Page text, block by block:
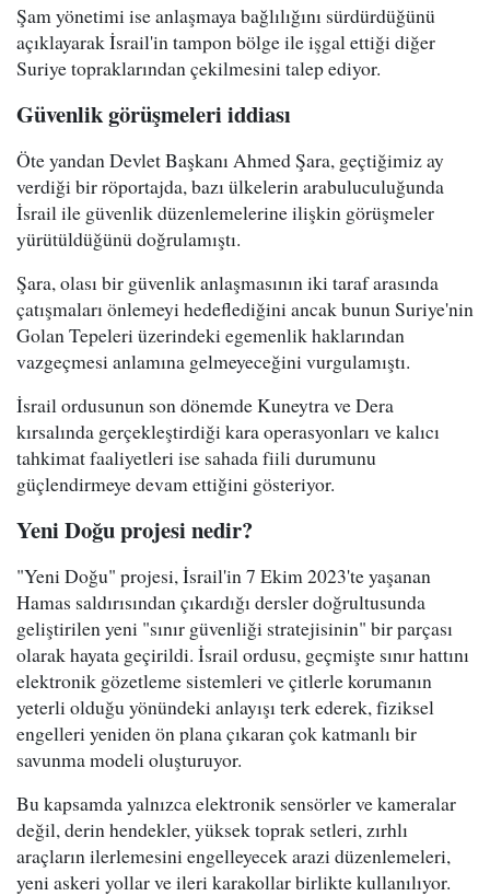
Şam yönetimi ise anlaşmaya bağlılığını sürdürdüğünü
açıklayarak İsrail'in tampon bölge ile işgal ettiği diğer
Suriye topraklarından çekilmesini talep ediyor.
Güvenlik görüşmeleri iddiası
Öte yandan Devlet Başkanı Ahmed Şara, geçtiğimiz ay
verdiği bir röportajda, bazı ülkelerin arabuluculuğunda
İsrail ile güvenlik düzenlemelerine ilişkin görüşmeler
yürütüldüğünü doğrulamıştı.
Şara, olası bir güvenlik anlaşmasının iki taraf arasında
çatışmaları önlemeyi hedeflediğini ancak bunun Suriye'nin
Golan Tepeleri üzerindeki egemenlik haklarından
vazgeçmesi anlamına gelmeyeceğini vurgulamıştı.
İsrail ordusunun son dönemde Kuneytra ve Dera
kırsalında gerçekleştirdiği kara operasyonları ve kalıcı
tahkimat faaliyetleri ise sahada fiili durumunu
güçlendirmeye devam ettiğini gösteriyor.
Yeni Doğu projesi nedir?
"Yeni Doğu" projesi, İsrail'in 7 Ekim 2023'te yaşanan
Hamas saldırısından çıkardığı dersler doğrultusunda
geliştirilen yeni "sınır güvenliği stratejisinin" bir parçası
olarak hayata geçirildi. İsrail ordusu, geçmişte sınır hattını
elektronik gözetleme sistemleri ve çitlerle korumanın
yeterli olduğu yönündeki anlayışı terk ederek, fiziksel
engelleri yeniden ön plana çıkaran çok katmanlı bir
savunma modeli oluşturuyor.
Bu kapsamda yalnızca elektronik sensörler ve kameralar
değil, derin hendekler, yüksek toprak setleri, zırhlı
araçların ilerlemesini engelleyecek arazi düzenlemeleri,
yeni askeri yollar ve ileri karakollar birlikte kullanılıyor.